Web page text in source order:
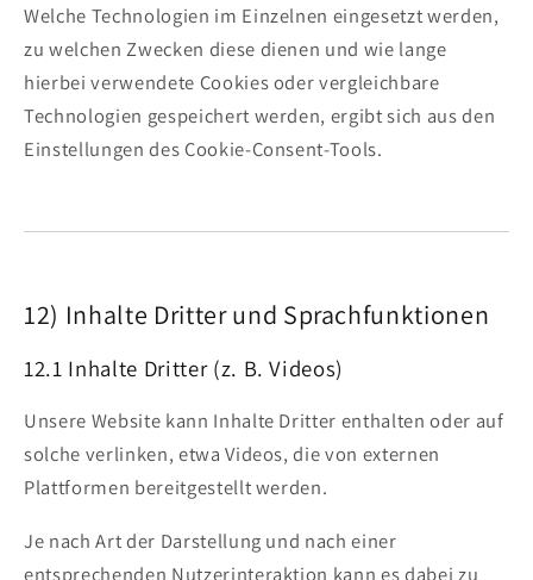
Welche Technologien im Einzelnen eingesetzt werden,
zu welchen Zwecken diese dienen und wie lange
hierbei verwendete Cookies oder vergleichbare
Technologien gespeichert werden, ergibt sich aus den
Einstellungen des Cookie-Consent-Tools.
12) Inhalte Dritter und Sprachfunktionen
12.1 Inhalte Dritter (z. B. Videos)
Unsere Website kann Inhalte Dritter enthalten oder auf
solche verlinken, etwa Videos, die von externen
Plattformen bereitgestellt werden.
Je nach Art der Darstellung und nach einer
entsprechenden Nutzerinteraktion kann es dabei zu